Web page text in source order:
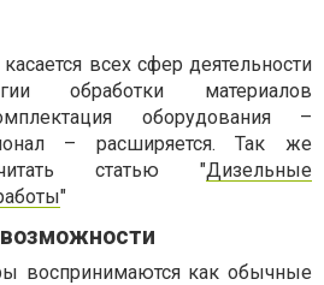
всех сфер деятельности
обработки материалов
оборудования –
– расширяется. Так же
статью "Дизельные
"
воспринимаются как обычные